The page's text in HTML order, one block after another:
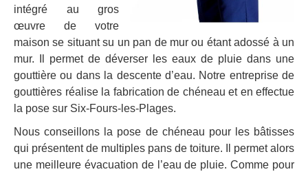
intégré au gros
œuvre de votre
maison se situant su un pan de mur ou étant adossé à un
mur. Il permet de déverser les eaux de pluie dans une
gouttière ou dans la descente d’eau. Notre entreprise de
gouttières réalise la fabrication de chéneau et en effectue
la pose sur Six-Fours-les-Plages.
Nous conseillons la pose de chéneau pour les bâtisses
qui présentent de multiples pans de toiture. Il permet alors
une meilleure évacuation de l’eau de pluie. Comme pour